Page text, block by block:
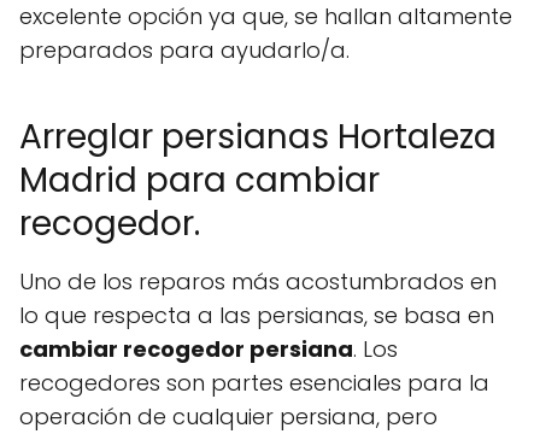
excelente opción ya que, se hallan altamente
preparados para ayudarlo/a.
Arreglar persianas Hortaleza
Madrid para cambiar
recogedor.
Uno de los reparos más acostumbrados en
lo que respecta a las persianas, se basa en
cambiar recogedor persiana. Los
recogedores son partes esenciales para la
operación de cualquier persiana, pero